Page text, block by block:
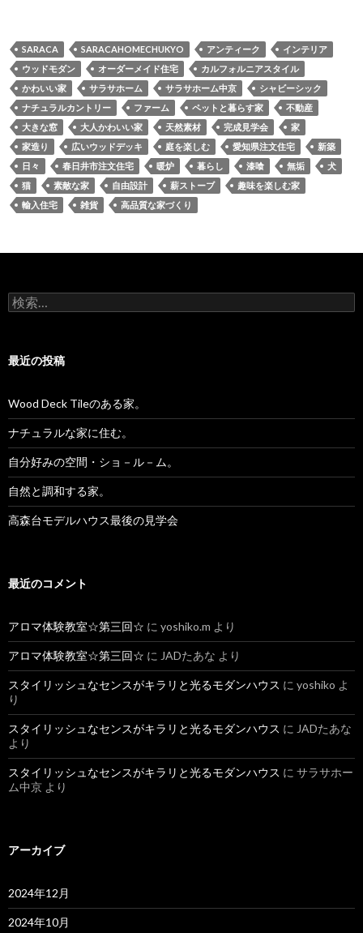
SARACA SARACAHOMECHUKYO アンティーク
インテリア
ウッドモダン
オーダーメイド住宅
カルフォルニアスタイル
かわいい家
サラサホーム サラサホーム中京
シャビーシック
ナチュラルカントリー
ファーム ペットと暮らす家
不動産
大きな窓
大人かわいい家 天然素材 完成見学会
家
家造り
広いウッドデッキ 庭を楽しむ 愛知県注文住宅
新築
日々
春日井市注文住宅 暖炉 暮らし 漆喰 無垢
犬
猫
素敵な家 自由設計 薪ストーブ
趣味を楽しむ家
輸入住宅
雑貨 高品質な家づくり
検
索:
最近の投稿
Wood Deck Tileのある家。
ナチュラルな家に住む。
自分好みの空間・ショ－ル－ム。
自然と調和する家。
高森台モデルハウス最後の見学会
最近のコメント
アロマ体験教室☆第三回☆ に yoshiko.m より
アロマ体験教室☆第三回☆ に JADたあな より
スタイリッシュなセンスがキラリと光るモダンハウス に yoshiko よ
り
スタイリッシュなセンスがキラリと光るモダンハウス に JADたあな
より
スタイリッシュなセンスがキラリと光るモダンハウス に サラサホー
ム中京 より
アーカイブ
2024年12月
2024年10月